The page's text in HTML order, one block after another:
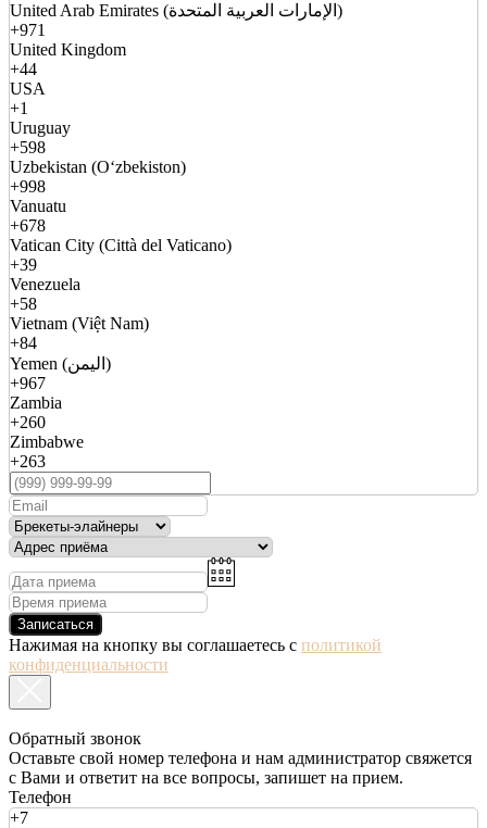
United Arab Emirates (الإمارات العربية المتحدة)
+971
United Kingdom
+44
USA
+1
Uruguay
+598
Uzbekistan (Oʻzbekiston)
+998
Vanuatu
+678
Vatican City (Città del Vaticano)
+39
Venezuela
+58
Vietnam (Việt Nam)
+84
Yemen (اليمن)
+967
Zambia
+260
Zimbabwe
+263
Записаться
Нажимая на кнопку вы соглашаетесь с политикой
конфиденциальности
Обратный звонок
Оставьте свой номер телефона и нам администратор свяжется
с Вами и ответит на все вопросы, запишет на прием.
Телефон
+7